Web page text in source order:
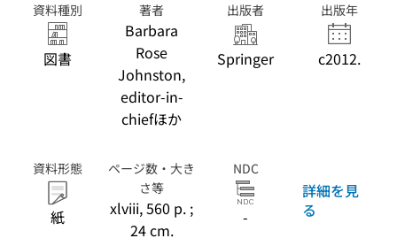
資料種別
図書
著者
Barbara
Rose
Johnston,
editor-in-
chiefほか
出版者
Springer
出版年
c2012.
資料形態
紙
ページ数・大き
さ等
xlviii, 560 p. ;
24 cm.
NDC
-
詳細を見
る